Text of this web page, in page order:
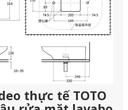
thực tế TOTO